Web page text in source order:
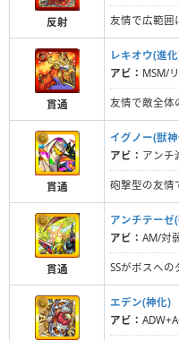
反射 友情で広範囲
貫通
レキオウ(進
アビ： MSM/
友情で敵全体
貫通
イグノー(獣
アビ： アンチ
砲撃型の友情
貫通
アンチテーゼ
アビ： AM/対
SSがボスへの
エデン(神化)
アビ：